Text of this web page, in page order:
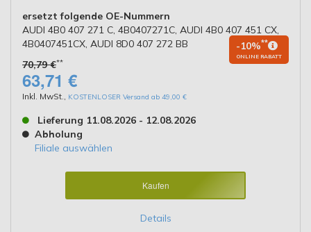
ersetzt folgende OE-Nummern
AUDI 4B0 407 271 C, 4B0407271C, AUDI 4B0 407 451 CX,
4B0407451CX, AUDI 8D0 407 272 BB
70,79 €**
-10%**
ONLINE RABATT
63,71 €
Inkl. MwSt., KOSTENLOSER Versand ab 49,00 €
Lieferung 11.08.2026 - 12.08.2026
Abholung
Filiale auswählen
Kaufen
Details